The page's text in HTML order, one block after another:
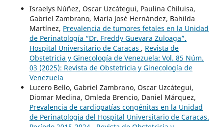
Israelys Núñez, Oscar Uzcátegui, Paulina Chiluisa,
Gabriel Zambrano, María José Hernández, Bahilda
Martínez, Prevalencia de tumores fetales en la Unidad
de Perinatología “Dr. Freddy Guevara Zuloaga”.
Hospital Universitario de Caracas , Revista de
Obstetricia y Ginecología de Venezuela: Vol. 85 Núm.
03 (2025): Revista de Obstetricia y Ginecología de
Venezuela
Lucero Bello, Gabriel Zambrano, Oscar Uzcátegui,
Diomar Medina, Omleda Brencio, Daniel Márquez,
Prevalencia de cardiopatías congénitas en la Unidad
de Perinatologia del Hospital Universitario de Caracas.